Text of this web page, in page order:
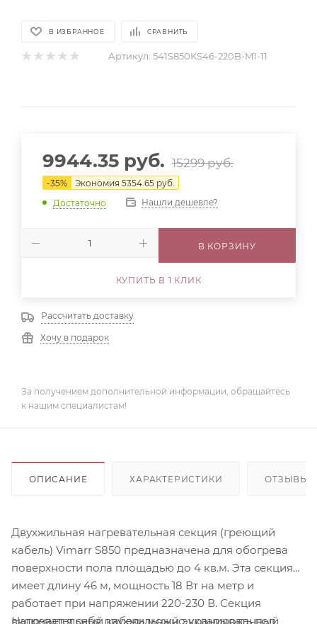
В ИЗБРАННОЕ СРАВНИТЬ
Артикул: 541S850KS46-220B-M1-11
9944.35 руб. 15299руб.
-35% Экономия 5354.65 руб.
Достаточно
Нашли дешевле?
В КОРЗИНУ
КУПИТЬ В 1 КЛИК
Рассчитать доставку
Хочу в подарок
За получением дополнительной информации, обращайтесь
к нашим специалистам!
ОПИСАНИЕ ХАРАКТЕРИСТИКИ ОТЗЫВЫ
Двухжильная нагревательная секция (греющий
кабель) Vimarr S850 предназначена для обогрева
поверхности пола площадью до 4 кв.м. Эта секция
имеет длину 46 м, мощность 18 Вт на метр и
работает при напряжении 220-230 В. Секция
включает в себя двухжильный экранированный
Нагревательный кабель можно укладывать под